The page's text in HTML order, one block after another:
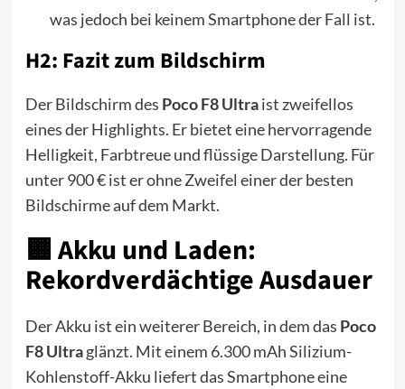
was jedoch bei keinem Smartphone der Fall ist.
H2: Fazit zum Bildschirm
Der Bildschirm des Poco F8 Ultraist zweifellos
eines der Highlights. Er bietet eine hervorragende
Helligkeit, Farbtreue und flüssige Darstellung. Für
unter 900 € ist er ohne Zweifel einer der besten
Bildschirme auf dem Markt.
🟧 Akku und Laden:
Rekordverdächtige Ausdauer
Der Akku ist ein weiterer Bereich, in dem das Poco
F8 Ultraglänzt. Mit einem 6.300 mAh Silizium-
Kohlenstoff-Akku liefert das Smartphone eine